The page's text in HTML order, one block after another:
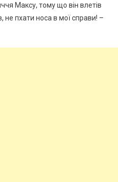
Максу, тому що він влетів
пхати носа в мої справи! –